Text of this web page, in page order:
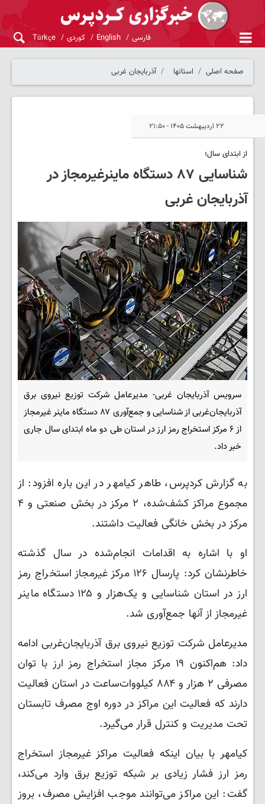
فارسی English کوردی Türkçe
صفحه اصلی استانها آذربایجان غربی
۲۲ اردیبهشت ۱۴۰۵ - ۲۱:۵۰
از ابتدای سال؛
شناسایی ٨٧ دستگاه ماینرغیرمجاز در
آذربایجان غربی
سرویس آذربایجان غربی- مدیرعامل شرکت توزیع نیروی برق
آذربایجان‌غربی از شناسایی و جمع‌آوری ۸۷ دستگاه ماینر غیرمجاز
از ۶ مرکز استخراج رمز ارز در استان طی دو ماه ابتدای سال جاری
خبر داد.
به گزارش کردپرس، طاهر کیامهر در این باره افزود: از
مجموع مراکز کشف‌شده، ۲ مرکز در بخش صنعتی و ۴
مرکز در بخش خانگی فعالیت داشتند.
او با اشاره به اقدامات انجام‌شده در سال گذشته
خاطرنشان کرد: پارسال ۱۲۶ مرکز غیرمجاز استخراج رمز
ارز در استان شناسایی و یک‌هزار و ۱۲۵ دستگاه ماینر
غیرمجاز از آنها جمع‌آوری شد.
مدیرعامل شرکت توزیع نیروی برق آذربایجان‌غربی ادامه
داد: هم‌اکنون ۱۹ مرکز مجاز استخراج رمز ارز با توان
مصرفی ۲ هزار و ۸۸۴ کیلووات‌ساعت در استان فعالیت
دارند که فعالیت این مراکز در دوره اوج مصرف تابستان
تحت مدیریت و کنترل قرار می‌گیرد.
کیامهر با بیان اینکه فعالیت مراکز غیرمجاز استخراج
رمز ارز فشار زیادی بر شبکه توزیع برق وارد می‌کند،
گفت: این مراکز می‌توانند موجب افزایش مصرف، بروز